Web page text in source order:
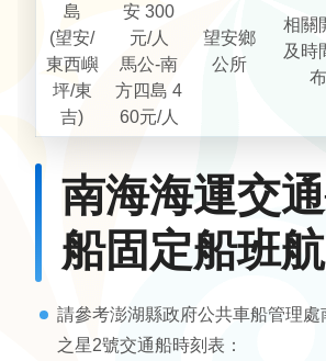
島
(望安/
東西嶼
坪/東
吉)
安 300
元/人
馬公-南
方四島 4
60元/人
望安鄉
公所
相關
及時
南海海運交
船固定船班
請參考澎湖縣政府公共車船管理
之星2號交通船時刻表 ：